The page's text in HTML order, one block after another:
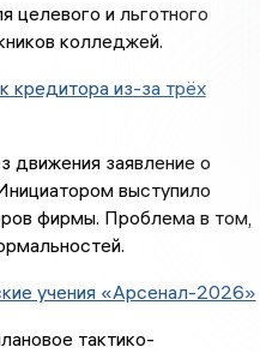
целевого и льготного
колледжей.
кредитора из-за трёх
движения заявление о
выступило
фирмы. Проблема в том,
учения «Арсенал-2026»
тактико-